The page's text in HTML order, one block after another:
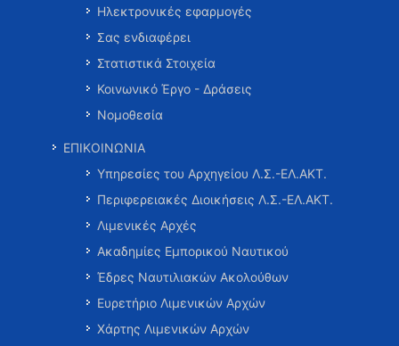
Ηλεκτρονικές εφαρμογές
Σας ενδιαφέρει
Στατιστικά Στοιχεία
Κοινωνικό Έργο - Δράσεις
Νομοθεσία
ΕΠΙΚΟΙΝΩΝΙΑ
Υπηρεσίες του Αρχηγείου Λ.Σ.-ΕΛ.ΑΚΤ.
Περιφερειακές Διοικήσεις Λ.Σ.-ΕΛ.ΑΚΤ.
Λιμενικές Αρχές
Ακαδημίες Εμπορικού Ναυτικού
Έδρες Ναυτιλιακών Ακολούθων
Ευρετήριο Λιμενικών Αρχών
Χάρτης Λιμενικών Αρχών